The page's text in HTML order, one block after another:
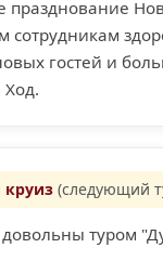
празднование
гостей и
(следующий
туром